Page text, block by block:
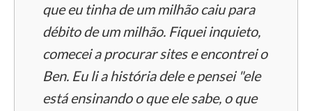
que eu tinha de um milhão caiu para
débito de um milhão. Fiquei inquieto,
comecei a procurar sites e encontrei o
Ben. Eu li a história dele e pensei "ele
está ensinando o que ele sabe, o que